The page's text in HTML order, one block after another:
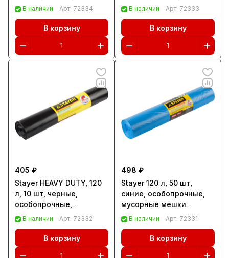
строительные
(39154-240)
В наличии Арт. 72334
В корзину
строительные
(39157-240)
В наличии Арт. 72333
В корзину
405 ₽
Stayer HEAVY DUTY, 120
л, 10 шт, черные,
особопрочные,
строительные
(39157-120)
В наличии Арт. 72332
В корзину
498 ₽
Stayer 120 л, 50 шт,
синие, особопрочные,
мусорные мешки
(39156-120)
В наличии Арт. 72331
В корзину